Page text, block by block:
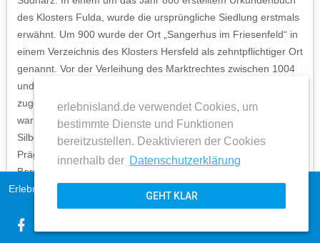
erlebnisland.de verwendet Cookies, um
bestimmte Dienste und Funktionen
bereitzustellen. Deaktivieren der Cookies
innerhalb der Datenschutzerklärung
GEHT KLAR
des Klosters Fulda, wurde die ursprüngliche Siedlung erstmals
erwähnt. Um 900 wurde der Ort „Sangerhus im Friesenfeld“ in
einem Verzeichnis des Klosters Hersfeld als zehntpflichtiger Ort
genannt. Vor der Verleihung des Marktrechtes zwischen 1004
und 1017, wurde 991 das Dorf dem Kloster Memleben
zugesprochen. 1194 folgte das Stadtrecht. Seit dem Mittelalter
war der prägende Wirtschaftszweig der Stadt der Harzer
Silber- und Kupfer-Bergbau, welcher bis hin zur eigenen
Prägestätte von Groschengeld für Zahlungsverpflichtungen im
Bergbau führte.
In der Neuzeit ging der Bergbau und dessen wirtschaftliche
Bedeutung allmählich zurück. Mit der Industrialisierung sowie
Erlebnisland Sachsen-Anhalt
AGB